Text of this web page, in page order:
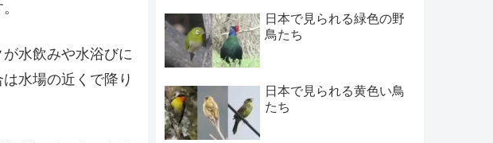
水飲みや水浴びに
水場の近くで降り
日本で見られる緑色の野
鳥たち
日本で見られる黄色い鳥
たち